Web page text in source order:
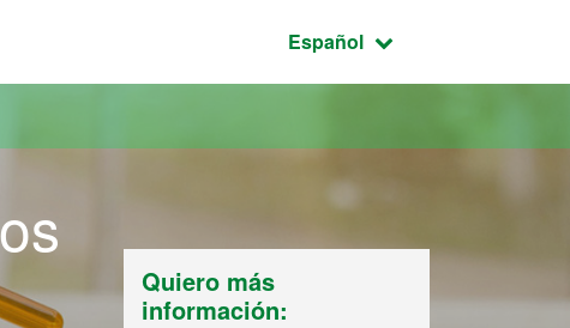
Idioma seleccionado:
Español
Quiero más
información: